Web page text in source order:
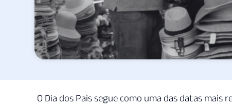
O Dia dos Pais segue como uma das datas